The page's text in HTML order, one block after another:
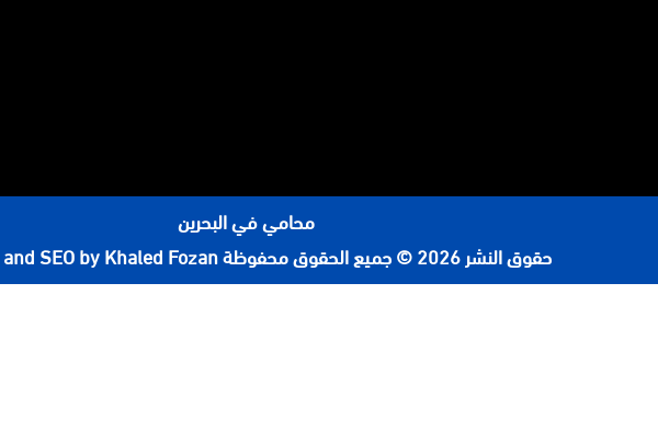
محامي في البحرين
حقوق النشر 2026 © جميع الحقوق محفوظة
SEO by Khaled Fozan